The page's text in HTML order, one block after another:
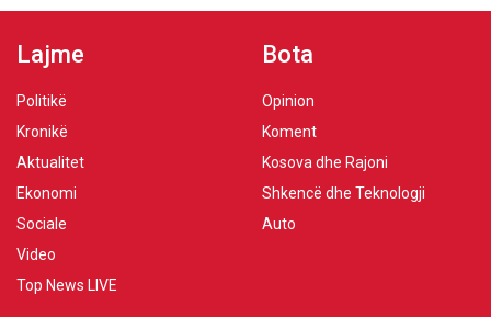
Lajme
Politikë
Kronikë
Aktualitet
Ekonomi
Sociale
Video
Top News LIVE
Bota
Opinion
Koment
Kosova dhe Rajoni
Shkencë dhe Teknologji
Auto